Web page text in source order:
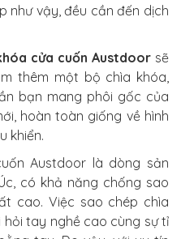
như vậy, đều cần đến dịch
cửa cuốn Austdoor sẽ
thêm một bộ chìa khóa,
bạn mang phôi gốc của
hoàn toàn giống về hình
khiển.
Austdoor là dòng sản
có khả năng chống sao
cao. Việc sao chép chìa
tay nghề cao cùng sự tỉ